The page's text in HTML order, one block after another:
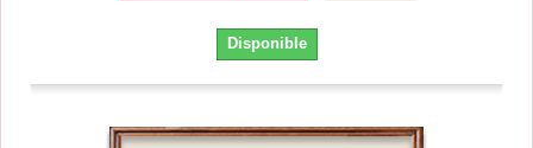
Disponible